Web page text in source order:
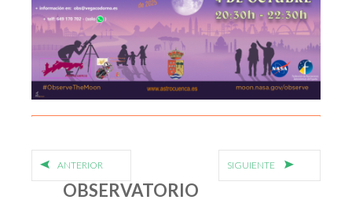
ANTERIOR SIGUIENTE
OBSERVATORIO